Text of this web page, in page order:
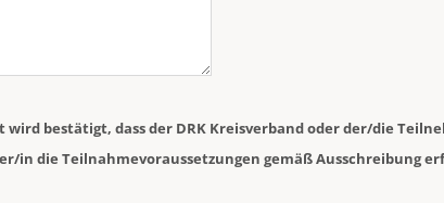
bestätigt, dass der DRK Kreisverband oder der/die
in die Teilnahmevoraussetzungen gemäß Ausschreibung